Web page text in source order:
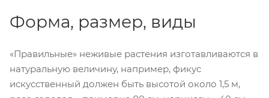
Форма, размер, виды
«Правильные» неживые растения изготавливаются в
натуральную величину, например, фикус
искусственный должен быть высотой около 1,5 м,